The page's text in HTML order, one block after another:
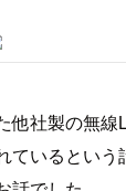
他社製の無線
ているという